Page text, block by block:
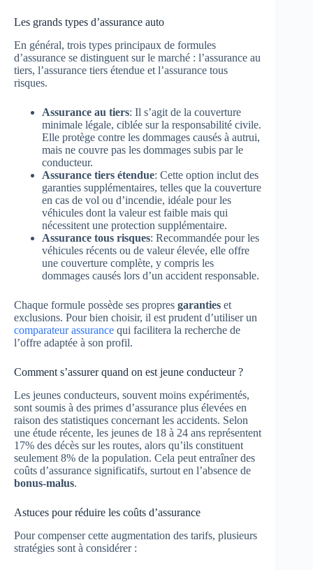
Les grands types d’assurance auto
En général, trois types principaux de formules
d’assurance se distinguent sur le marché : l’assurance au
tiers, l’assurance tiers étendue et l’assurance tous
risques.
Assurance au tiers: Il s’agit de la couverture
minimale légale, ciblée sur la responsabilité civile.
Elle protège contre les dommages causés à autrui,
mais ne couvre pas les dommages subis par le
conducteur.
Assurance tiers étendue: Cette option inclut des
garanties supplémentaires, telles que la couverture
en cas de vol ou d’incendie, idéale pour les
véhicules dont la valeur est faible mais qui
nécessitent une protection supplémentaire.
Assurance tous risques: Recommandée pour les
véhicules récents ou de valeur élevée, elle offre
une couverture complète, y compris les
dommages causés lors d’un accident responsable.
Chaque formule possède ses propres garanties et
exclusions. Pour bien choisir, il est prudent d’utiliser un
comparateur assurance qui facilitera la recherche de
l’offre adaptée à son profil.
Comment s’assurer quand on est jeune conducteur ?
Les jeunes conducteurs, souvent moins expérimentés,
sont soumis à des primes d’assurance plus élevées en
raison des statistiques concernant les accidents. Selon
une étude récente, les jeunes de 18 à 24 ans représentent
17% des décès sur les routes, alors qu’ils constituent
seulement 8% de la population. Cela peut entraîner des
coûts d’assurance significatifs, surtout en l’absence de
bonus-malus.
Astuces pour réduire les coûts d’assurance
Pour compenser cette augmentation des tarifs, plusieurs
stratégies sont à considérer :